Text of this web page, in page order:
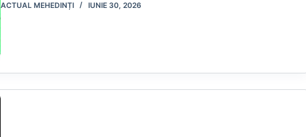
ACTUAL MEHEDINȚI IUNIE 30, 2026